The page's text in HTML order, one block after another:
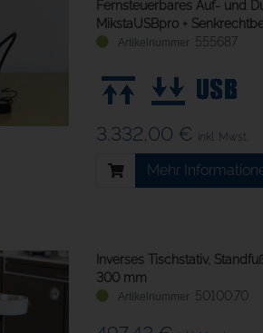
Fernsteuerbares Auf- und
MikstaUSBpro +
555687
3.332,00 € inkl. Mwst.
Mehr
Inverses Tischstativ,
300 mm
50100.70